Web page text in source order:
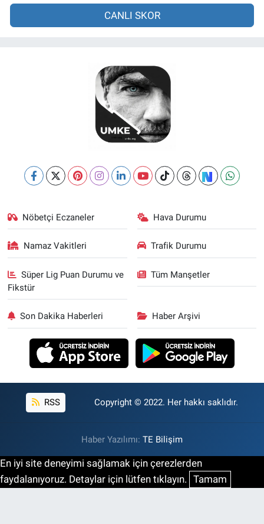
CANLI SKOR
Nöbetçi Eczaneler Hava Durumu
Namaz Vakitleri Trafik Durumu
Süper Lig Puan Durumu ve
Fikstür
Tüm Manşetler
Son Dakika Haberleri Haber Arşivi
RSS Copyright © 2022. Her hakkı saklıdır.
Haber Yazılımı: TE Bilişim
En iyi site deneyimi sağlamak için çerezlerden
faydalanıyoruz. Detaylar için lütfen tıklayın. Tamam